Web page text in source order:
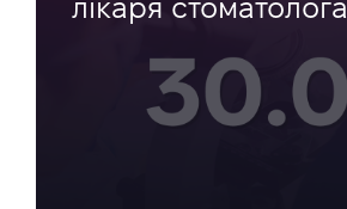
лікаря стоматолога